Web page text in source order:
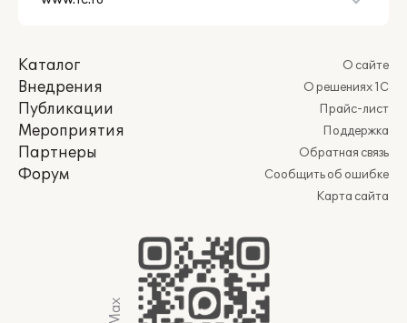
Каталог
Внедрения
Публикации
Мероприятия
Партнеры
Форум
О сайте
О решениях 1С
Прайс-лист
Поддержка
Обратная связь
Сообщить об ошибке
Карта сайта